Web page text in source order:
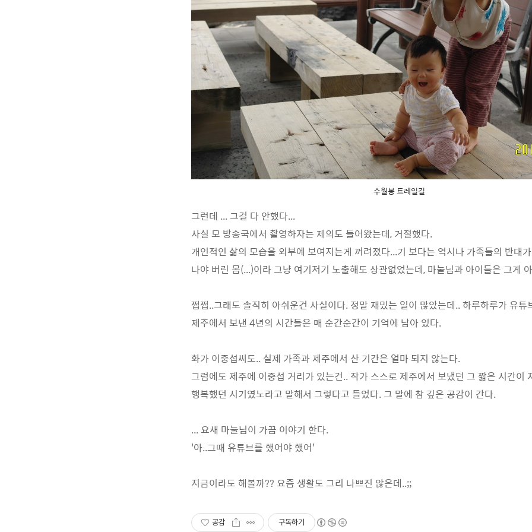
수월봉 트레일길
그런데 ... 그걸 다 안했다...
사실 모 방송국에서 촬영하자는 제의도 들어왔는데, 거절했다.
개인적인 삶의 모습을 외부에 보여지는게 꺼려졌다...기 보다는 역시나 가족들의 반대
나야 버린 몸(...)이라 그냥 여기저기 노출해도 상관없었는데, 마눌님과 아이들은 그게
쩝쩝..그래도 솔직히 아쉬운건 사실이다. 정말 재밌는 일이 많았는데.. 하루하루가 유
제주에서 보낸 4년의 시간들은 매 순간순간이 기억에 남아 있다.
화가 이중섭씨도.. 실제 가족과 제주에서 산 기간은 얼마 되지 않는다.
그럼에도 제주에 이중섭 거리가 있는건.. 작가 스스로 제주에서 보냈던 그 짧은 시간이
행복했던 시기였노라고 말해서 그렇다고 들었다. 그 말에 참 깊은 공감이 간다.
... 요새 마눌님이 가끔 이야기 한다.
'아..그때 유튜브를 했어야 했어'
지금이라도 해볼까?? 요즘 생활도 그리 나쁘진 않은데..;;
공감 구독하기